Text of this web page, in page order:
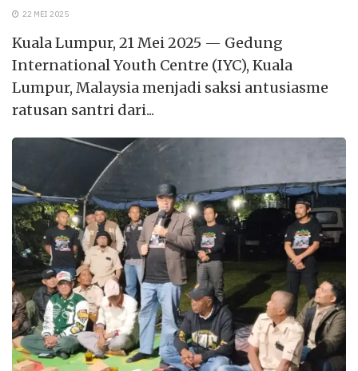
22 MEI 2025
Kuala Lumpur, 21 Mei 2025 — Gedung
International Youth Centre (IYC), Kuala
Lumpur, Malaysia menjadi saksi antusiasme
ratusan santri dari...